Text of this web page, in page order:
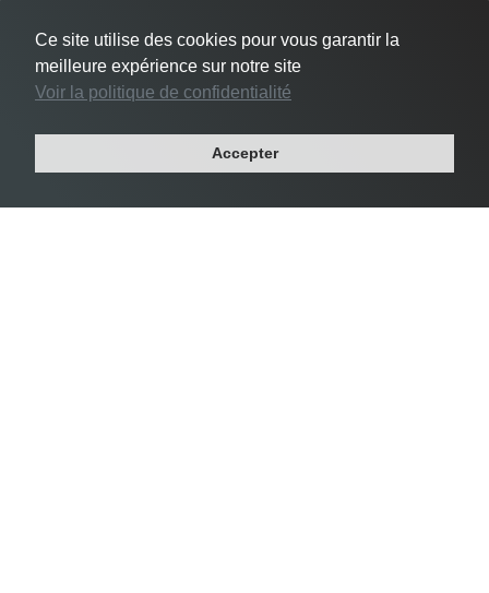
Département : SEINE-SAINT-DENIS
Ce site utilise des cookies pour vous garantir la
meilleure expérience sur notre site
Voir la politique de confidentialité
Accepter